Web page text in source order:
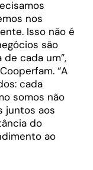
nos
Isso não é
são
cada um”,
“A
cada
somos não
juntos aos
do
ao